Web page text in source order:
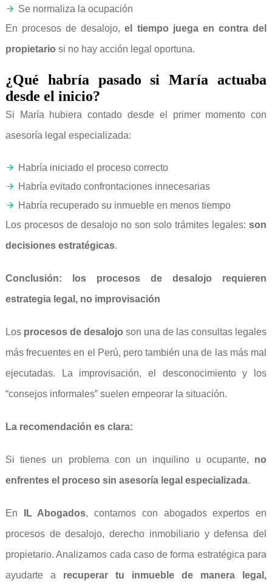
Se normaliza la ocupación
En procesos de desalojo,el tiempo juega en contra del
propietario si no hay acción legal oportuna.
¿Qué habría pasado si María actuaba
desde el inicio?
Si María hubiera contado desde el primer momento con
asesoría legal especializada:
Habría iniciado el proceso correcto
Habría evitado confrontaciones innecesarias
Habría recuperado su inmueble en menos tiempo
Los procesos de desalojo no son solo trámites legales:son
decisiones estratégicas.
Conclusión: los procesos de desalojo requieren
estrategia legal, no improvisación
Los procesos de desalojo son una de las consultas legales
más frecuentes en el Perú, pero también una de las más mal
ejecutadas. La improvisación, el desconocimiento y los
“consejos informales” suelen empeorar la situación.
La recomendación es clara:
Si tienes un problema con un inquilino u ocupante, no
enfrentes el proceso sin asesoría legal especializada.
En IL Abogados, contamos con abogados expertos en
procesos de desalojo, derecho inmobiliario y defensa del
propietario. Analizamos cada caso de forma estratégica para
ayudarte a recuperar tu inmueble de manera legal,